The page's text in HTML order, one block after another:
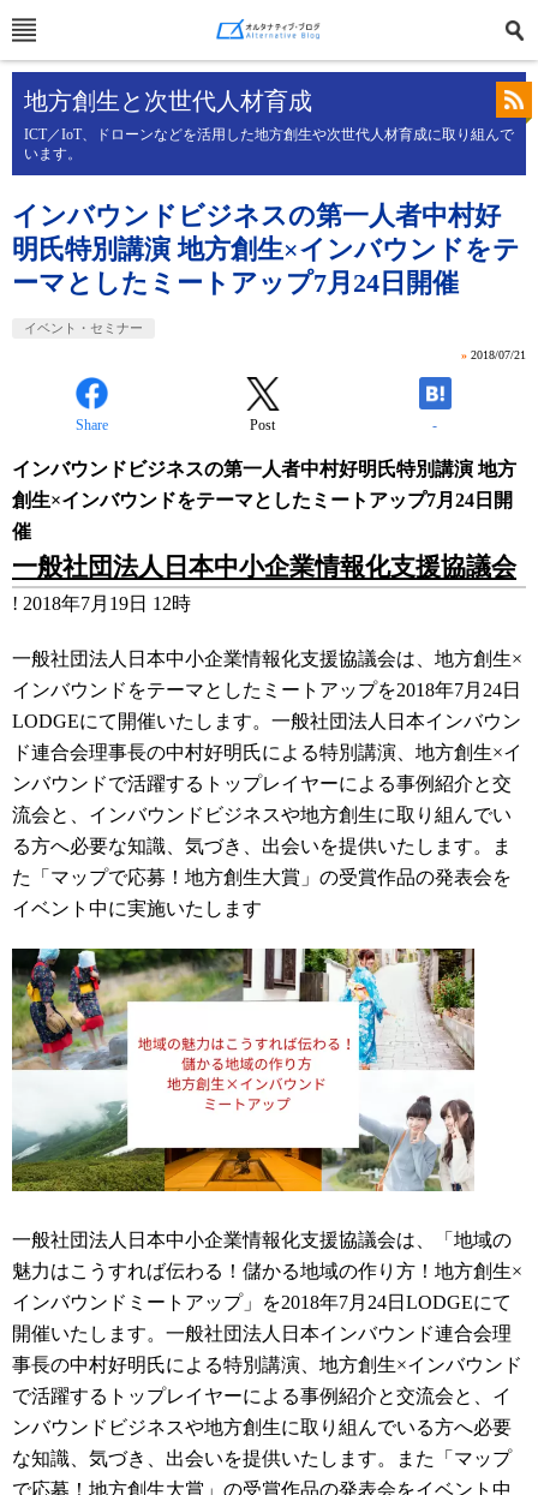
地方創生と次世代人材育成
ICT／IoT、ドローンなどを活用した地方創生や次世代人材育成に取り組んで
います。
インバウンドビジネスの第一人者中村好
明氏特別講演 地方創生×インバウンドをテ
ーマとしたミートアップ7月24日開催
イベント・セミナー
» 2018/07/21
Share Post -
インバウンドビジネスの第一人者中村好明氏特別講演 地方
創生×インバウンドをテーマとしたミートアップ7月24日開
催
一般社団法人日本中小企業情報化支援協議会
! 2018年7月19日 12時
一般社団法人日本中小企業情報化支援協議会は、地方創生×
インバウンドをテーマとしたミートアップを2018年7月24日
LODGEにて開催いたします。一般社団法人日本インバウン
ド連合会理事長の中村好明氏による特別講演、地方創生×イ
ンバウンドで活躍するトップレイヤーによる事例紹介と交
流会と、インバウンドビジネスや地方創生に取り組んでい
る方へ必要な知識、気づき、出会いを提供いたします。ま
た「マップで応募！地方創生大賞」の受賞作品の発表会を
イベント中に実施いたします
一般社団法人日本中小企業情報化支援協議会は、「地域の
魅力はこうすれば伝わる！儲かる地域の作り方！地方創生×
インバウンドミートアップ」を2018年7月24日LODGEにて
開催いたします。一般社団法人日本インバウンド連合会理
事長の中村好明氏による特別講演、地方創生×インバウンド
で活躍するトップレイヤーによる事例紹介と交流会と、イ
ンバウンドビジネスや地方創生に取り組んでいる方へ必要
な知識、気づき、出会いを提供いたします。また「マップ
で応募！地方創生大賞」の受賞作品の発表会をイベント中